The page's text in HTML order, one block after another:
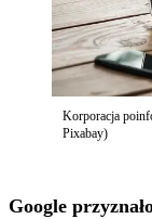
Korporacja
Pixabay)
Google